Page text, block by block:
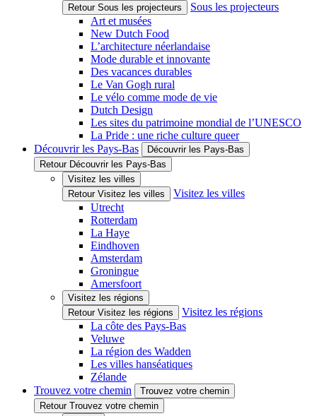
Retour Sous les projecteurs
Sous les projecteurs
Art et musées
New Dutch Food
L’architecture néerlandaise
Mode durable et innovante
Des vacances durables
Le Van Gogh rural
Le vélo comme mode de vie
Dutch Design
Les sites du patrimoine mondial de l’UNESCO
La Pride : une riche culture queer
Découvrir les Pays-Bas
Découvrir les Pays-Bas
Retour Découvrir les Pays-Bas
Visitez les villes
Retour Visitez les villes
Visitez les villes
Utrecht
Rotterdam
La Haye
Eindhoven
Amsterdam
Groningue
Amersfoort
Visitez les régions
Retour Visitez les régions
Visitez les régions
La côte des Pays-Bas
Veluwe
La région des Wadden
Les villes hanséatiques
Zélande
Trouvez votre chemin
Trouvez votre chemin
Retour Trouvez votre chemin